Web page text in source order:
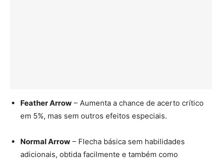
Feather Arrow – Aumenta a chance de acerto crítico
em 5%, mas sem outros efeitos especiais.
Normal Arrow – Flecha básica sem habilidades
adicionais, obtida facilmente e também como